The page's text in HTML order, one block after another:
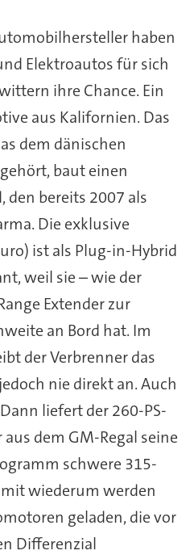
haben
Elektroautos für sich
ihre Chance. Ein
aus Kalifornien. Das
dem dänischen
baut einen
den bereits 2007 als
Die exklusive
ist als Plug-in-Hybrid
weil sie – wie der
Extender zur
an Bord hat. Im
der Verbrenner das
nie direkt an. Auch
liefert der 260-PS-
dem GM-Regal seine
schwere 315-
wiederum werden
geladen, die vor
Differenzial